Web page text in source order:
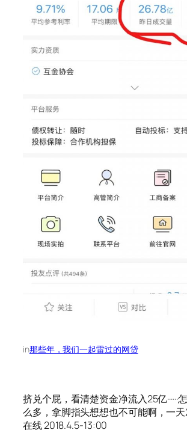
in那些年，我们一起雷过的网贷
挤兑个屁，看清楚资金净流入25亿
么多，拿脚指头想想也不可能啊，一天25
在线 2018.4.5-13:00